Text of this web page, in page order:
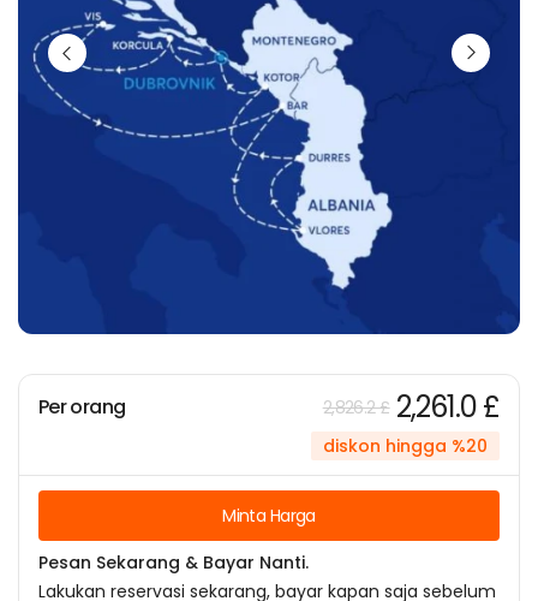
Per orang 2,826.2 £ 2,261.0 £
diskon hingga %20
Minta Harga
Pesan Sekarang & Bayar Nanti.
Lakukan reservasi sekarang, bayar kapan saja sebelum